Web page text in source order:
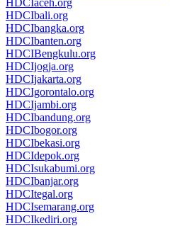
HDCIaceh.org
HDCIbali.org
HDCIbangka.org
HDCIbanten.org
HDCIBengkulu.org
HDCIjogja.org
HDCIjakarta.org
HDCIgorontalo.org
HDCIjambi.org
HDCIbandung.org
HDCIbogor.org
HDCIbekasi.org
HDCIdepok.org
HDCIsukabumi.org
HDCIbanjar.org
HDCItegal.org
HDCIsemarang.org
HDCIkediri.org